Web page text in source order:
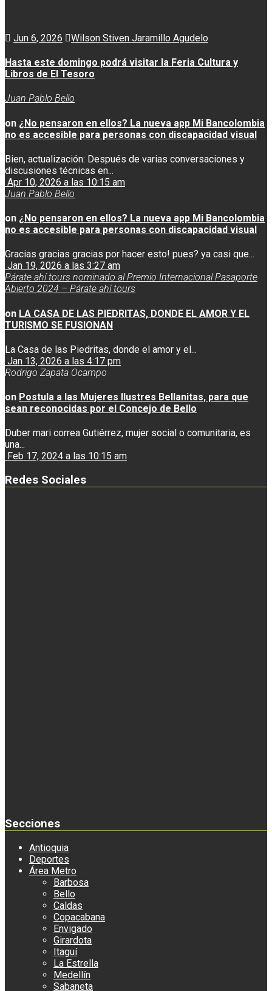
Jun 6, 2026 Wilson Stiven Jaramillo Agudelo
Hasta este domingo podrá visitar la Feria Cultura y
Libros de El Tesoro
Juan Pablo Bello
on ¿No pensaron en ellos? La nueva app Mi Bancolombia
no es accesible para personas con discapacidad visual
Bien, actualización: Después de varias conversaciones y
discusiones técnicas en...
Apr 10, 2026 a las 10:15 am
Juan Pablo Bello
on ¿No pensaron en ellos? La nueva app Mi Bancolombia
no es accesible para personas con discapacidad visual
Gracias gracias gracias por hacer esto! pues? ya casi que...
Jan 19, 2026 a las 3:27 am
Párate ahí tours nominado al Premio Internacional Pasaporte
Abierto 2024 – Párate ahí tours
on LA CASA DE LAS PIEDRITAS, DONDE EL AMOR Y EL
TURISMO SE FUSIONAN
La Casa de las Piedritas, donde el amor y el...
Jan 13, 2026 a las 4:17 pm
Rodrigo Zapata Ocampo
on Postula a las Mujeres Ilustres Bellanitas, para que
sean reconocidas por el Concejo de Bello
Duber mari correa Gutiérrez, mujer social o comunitaria, es
una...
Feb 17, 2024 a las 10:15 am
Redes Sociales
Secciones
Antioquia
Deportes
Área Metro
Barbosa
Bello
Caldas
Copacabana
Envigado
Girardota
Itaguí
La Estrella
Medellín
Sabaneta